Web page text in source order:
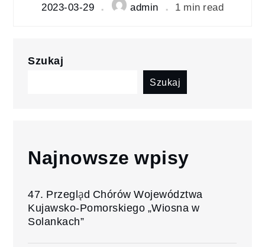
2023-03-29 admin 1 min read
Szukaj
Szukaj
Najnowsze wpisy
47. Przegląd Chórów Województwa
Kujawsko-Pomorskiego „Wiosna w
Solankach”